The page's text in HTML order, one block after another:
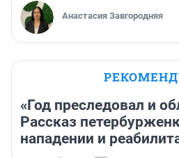
Анастасия Завгородняя
«Год преследовал и
Рассказ
нападении и